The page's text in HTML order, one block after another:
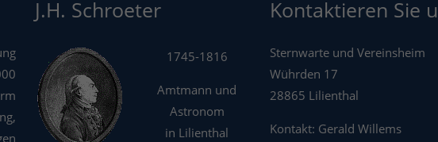
J.H. Schroeter
1745-1816
Amtmann und
Astronom
in Lilienthal
Kontaktieren Sie
Sternwarte und Vereinsheim
Wührden 17
28865 Lilienthal
Kontakt: Gerald Willems